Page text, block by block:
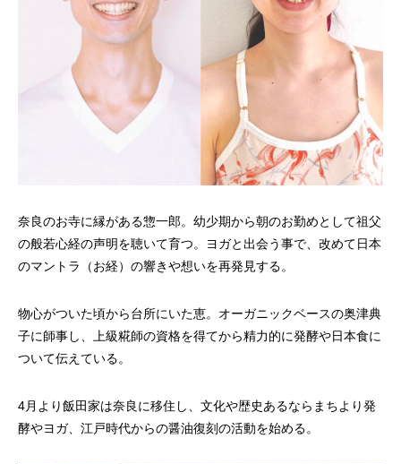
奈良のお寺に縁がある惣一郎。幼少期から朝のお勤めとして祖父
の般若心経の声明を聴いて育つ。ヨガと出会う事で、改めて日本
のマントラ（お経）の響きや想いを再発見する。
物心がついた頃から台所にいた恵。オーガニックベースの奥津典
子に師事し、上級糀師の資格を得てから精力的に発酵や日本食に
ついて伝えている。
4月より飯田家は奈良に移住し、文化や歴史あるならまちより発
酵やヨガ、江戸時代からの醤油復刻の活動を始める。